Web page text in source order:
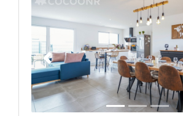
Précédent